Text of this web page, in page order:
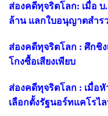
ส่องคดีทุจริตโลก: เมื่อ
ล้าน แลกใบอนุญาตสำร
ส่องคดีทุจริตโลก : ศึกชิ
โกงซื้อเสียงเพียบ
ส่องคดีทุจริตโลก : เมื่อ
เลือกตั้งรัฐนอร์ทแคโรไ